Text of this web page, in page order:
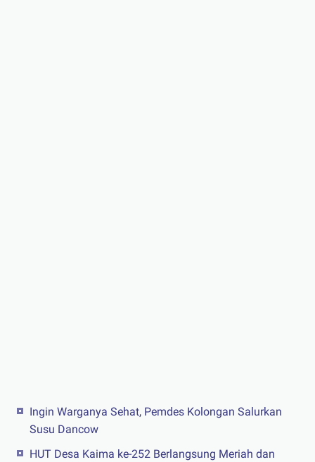
Ingin Warganya Sehat, Pemdes Kolongan Salurkan
Susu Dancow
HUT Desa Kaima ke-252 Berlangsung Meriah dan